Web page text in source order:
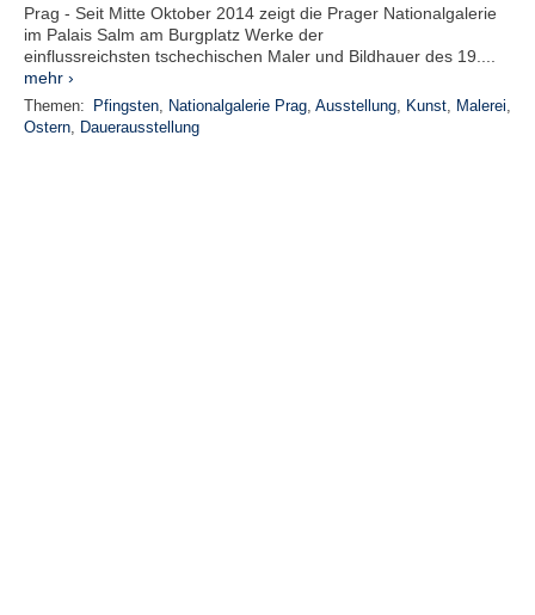
Prag - Seit Mitte Oktober 2014 zeigt die Prager Nationalgalerie
im Palais Salm am Burgplatz Werke der
einflussreichsten tschechischen Maler und Bildhauer des 19....
mehr ›
Themen: Pfingsten, Nationalgalerie Prag, Ausstellung, Kunst, Malerei,
Ostern, Dauerausstellung